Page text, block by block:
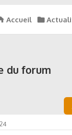
Accueil
du forum